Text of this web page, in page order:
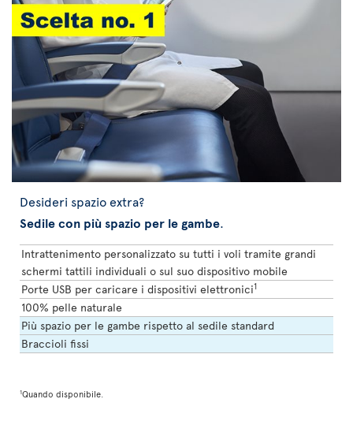
Desideri spazio extra?
Sedile con più spazio per le gambe.
Intrattenimento personalizzato su tutti i voli tramite grandi
schermi tattili individuali o sul suo dispositivo mobile
Porte USB per caricare i dispositivi elettronici1
100% pelle naturale
Più spazio per le gambe rispetto al sedile standard
Braccioli fissi
1Quando disponibile.